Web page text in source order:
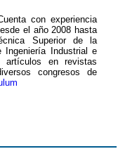
con experiencia
el año 2008 hasta
Superior de la
Ingeniería Industrial e
artículos en revistas
congresos de